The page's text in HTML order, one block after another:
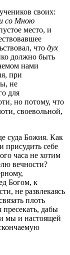
своих:
со Мною
место, и
что дух
должно быть
нами
при
не
для
но потому, что
своевольной,
суда Божия. Как
присудить себе
часа не хотим
вечности?
Богом, к
не развлекаясь
плоть
пресекать, дабы
мы и настоящей